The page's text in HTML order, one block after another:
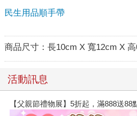
民生用品順手帶
商品尺寸： 長10cm X 寬12cm X
活動訊息
【父親節禮物展】5折起，滿888送88